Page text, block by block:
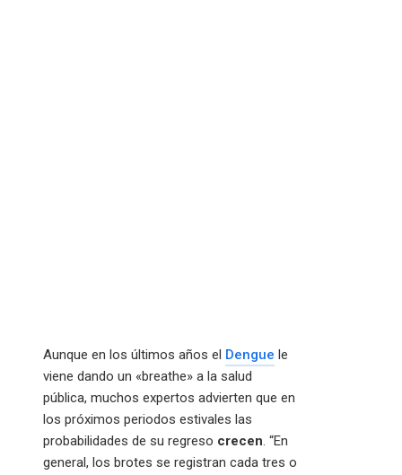
Aunque en los últimos años el Dengue le
viene dando un «breathe» a la salud
pública, muchos expertos advierten que en
los próximos periodos estivales las
probabilidades de su regreso crecen. “En
general, los brotes se registran cada tres o